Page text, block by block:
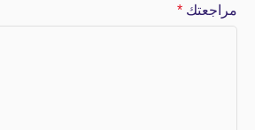
مراجعتك *